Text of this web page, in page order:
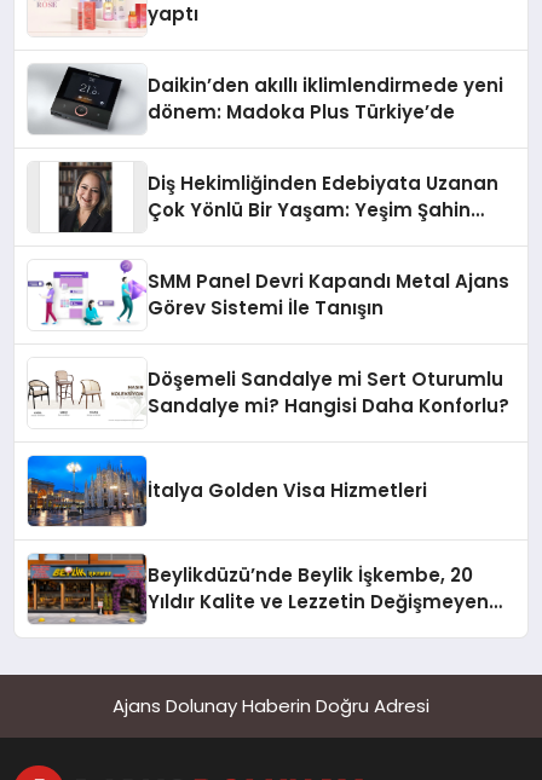
yaptı
Daikin’den akıllı iklimlendirmede yeni
dönem: Madoka Plus Türkiye’de
Diş Hekimliğinden Edebiyata Uzanan
Çok Yönlü Bir Yaşam: Yeşim Şahin
SMM Panel Devri Kapandı Metal Ajans
Görev Sistemi İle Tanışın
Döşemeli Sandalye mi Sert Oturumlu
Sandalye mi? Hangisi Daha Konforlu?
İtalya Golden Visa Hizmetleri
Beylikdüzü’nde Beylik İşkembe, 20
Yıldır Kalite ve Lezzetin Değişmeyen
Ajans Dolunay Haberin Doğru Adresi